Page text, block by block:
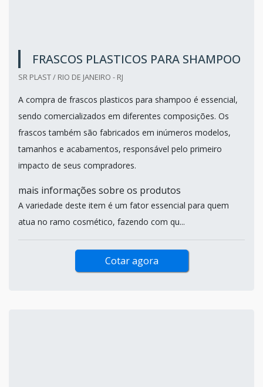
FRASCOS PLASTICOS PARA SHAMPOO
SR PLAST / RIO DE JANEIRO - RJ
A compra de frascos plasticos para shampoo é essencial,
sendo comercializados em diferentes composições. Os
frascos também são fabricados em inúmeros modelos,
tamanhos e acabamentos, responsável pelo primeiro
impacto de seus compradores.
mais informações sobre os produtos
A variedade deste item é um fator essencial para quem
atua no ramo cosmético, fazendo com qu...
Cotar agora